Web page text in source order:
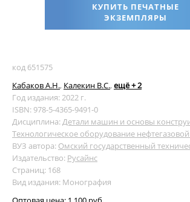
КУПИТЬ ПЕЧАТНЫЕ
ЭКЗЕМПЛЯРЫ
код 651575
Кабаков А.Н., Калекин В.С., ещё + 2
Год издания: 2022 г.
ISBN: 978-5-4365-9491-0
Дисциплина: Детали машин и основы
Технологическое оборудование
ВУЗ автора: Омский государственный
Издательство: Русайнс
Страниц: 168
Вид издания: Монография